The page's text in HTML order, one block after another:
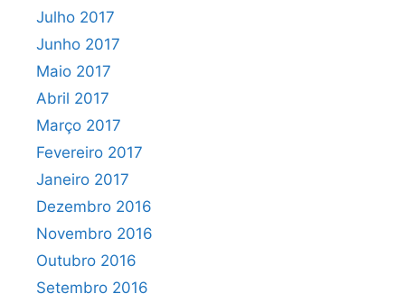
Julho 2017
Junho 2017
Maio 2017
Abril 2017
Março 2017
Fevereiro 2017
Janeiro 2017
Dezembro 2016
Novembro 2016
Outubro 2016
Setembro 2016